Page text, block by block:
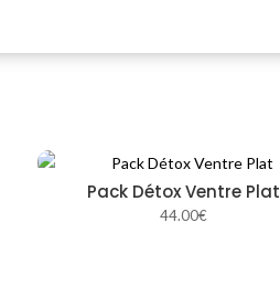
Pack Détox Ventre Plat
44.00€